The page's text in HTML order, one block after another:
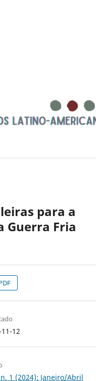
para a
Guerra Fria
12
1 (2024): Janeiro/Abril